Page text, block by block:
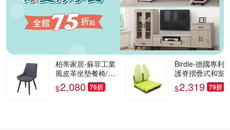
柏蒂家居-蘇菲工業
風皮革坐墊餐椅/休
閒椅(單椅)-55x42x8
2cm
$2,080 76折
Birdie-德國專利
護脊摺疊式和室
綠色-
$2,319 79折